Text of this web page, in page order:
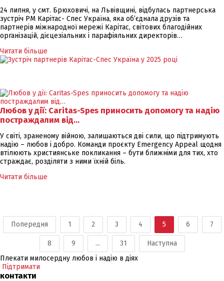
24 липня, у смт. Брюховичі, на Львівщині, відбулась партнерська
зустріч РМ Карітас- Спес Україна, яка об’єднала друзів та
партнерів міжнародної мережі Карітас, світових благодійних
організацій, дієцезіальних і парафіяльних директорів…
Читати більше
Любов у дії: Caritas-Spes приносить допомогу та надію
постраждалим від…
У світі, зраненому війною, залишаються дві сили, що підтримують
надію – любов і добро. Команди проєкту Emergency Appeal щодня
втілюють християнське покликання – бути ближніми для тих, хто
страждає, розділяти з ними їхній біль.
Читати більше
Попередня 1 2 3 4 5 6 7
8 9 ... 31
Наступна
Плекати милосердну любов і надію в діях
Підтримати
контакти